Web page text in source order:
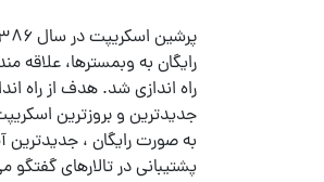
رایگان به وبمسترها، علاقه
راه اندازی شد. هدف از راه
جدیدترین و بروزترین
به صورت رایگان ،
پشتیبانی در تالارهای گفتگو